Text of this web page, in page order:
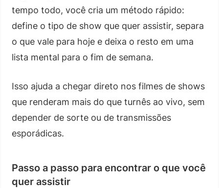
tempo todo, você cria um método rápido:
define o tipo de show que quer assistir, separa
o que vale para hoje e deixa o resto em uma
lista mental para o fim de semana.
Isso ajuda a chegar direto nos filmes de shows
que renderam mais do que turnês ao vivo, sem
depender de sorte ou de transmissões
esporádicas.
Passo a passo para encontrar o que você
quer assistir